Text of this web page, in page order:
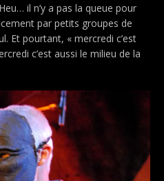
il n’y a pas la queue pour
par petits groupes de
Et pourtant, « mercredi c’est
c’est aussi le milieu de la